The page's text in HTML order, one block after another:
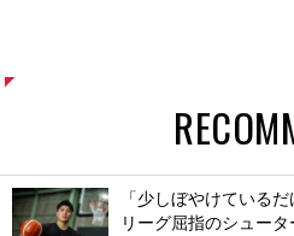
「少しぼやけている
リーグ屈指のシュー